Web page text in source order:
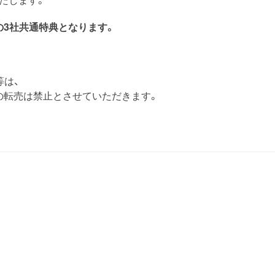
3社共通特典となります。
、
売は禁止とさせていただきます。